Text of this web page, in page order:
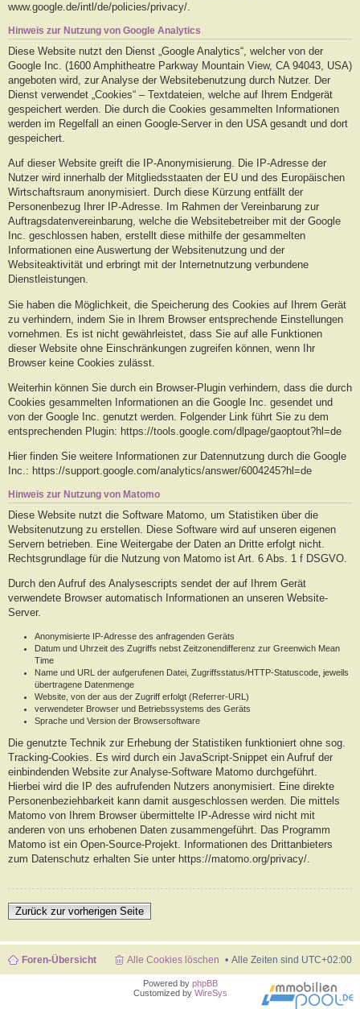
www.google.de/intl/de/policies/privacy/.
Hinweis zur Nutzung von Google Analytics
Diese Website nutzt den Dienst „Google Analytics“, welcher von der
Google Inc. (1600 Amphitheatre Parkway Mountain View, CA 94043, USA)
angeboten wird, zur Analyse der Websitebenutzung durch Nutzer. Der
Dienst verwendet „Cookies“ – Textdateien, welche auf Ihrem Endgerät
gespeichert werden. Die durch die Cookies gesammelten Informationen
werden im Regelfall an einen Google-Server in den USA gesandt und dort
gespeichert.
Auf dieser Website greift die IP-Anonymisierung. Die IP-Adresse der
Nutzer wird innerhalb der Mitgliedsstaaten der EU und des Europäischen
Wirtschaftsraum anonymisiert. Durch diese Kürzung entfällt der
Personenbezug Ihrer IP-Adresse. Im Rahmen der Vereinbarung zur
Auftragsdatenvereinbarung, welche die Websitebetreiber mit der Google
Inc. geschlossen haben, erstellt diese mithilfe der gesammelten
Informationen eine Auswertung der Websitenutzung und der
Websiteaktivität und erbringt mit der Internetnutzung verbundene
Dienstleistungen.
Sie haben die Möglichkeit, die Speicherung des Cookies auf Ihrem Gerät
zu verhindern, indem Sie in Ihrem Browser entsprechende Einstellungen
vornehmen. Es ist nicht gewährleistet, dass Sie auf alle Funktionen
dieser Website ohne Einschränkungen zugreifen können, wenn Ihr
Browser keine Cookies zulässt.
Weiterhin können Sie durch ein Browser-Plugin verhindern, dass die durch
Cookies gesammelten Informationen an die Google Inc. gesendet und
von der Google Inc. genutzt werden. Folgender Link führt Sie zu dem
entsprechenden Plugin: https://tools.google.com/dlpage/gaoptout?hl=de
Hier finden Sie weitere Informationen zur Datennutzung durch die Google
Inc.: https://support.google.com/analytics/answer/6004245?hl=de
Hinweis zur Nutzung von Matomo
Diese Website nutzt die Software Matomo, um Statistiken über die
Websitenutzung zu erstellen. Diese Software wird auf unseren eigenen
Servern betrieben. Eine Weitergabe der Daten an Dritte erfolgt nicht.
Rechtsgrundlage für die Nutzung von Matomo ist Art. 6 Abs. 1 f DSGVO.
Durch den Aufruf des Analysescripts sendet der auf Ihrem Gerät
verwendete Browser automatisch Informationen an unseren Website-
Server.
Anonymisierte IP-Adresse des anfragenden Geräts
Datum und Uhrzeit des Zugriffs nebst Zeitzonendifferenz zur Greenwich Mean
Time
Name und URL der aufgerufenen Datei, Zugriffsstatus/HTTP-Statuscode, jeweils
übertragene Datenmenge
Website, von der aus der Zugriff erfolgt (Referrer-URL)
verwendeter Browser und Betriebssystems des Geräts
Sprache und Version der Browsersoftware
Die genutzte Technik zur Erhebung der Statistiken funktioniert ohne sog.
Tracking-Cookies. Es wird durch ein JavaScript-Snippet ein Aufruf der
einbindenden Website zur Analyse-Software Matomo durchgeführt.
Hierbei wird die IP des aufrufenden Nutzers anonymisiert. Eine direkte
Personenbeziehbarkeit kann damit ausgeschlossen werden. Die mittels
Matomo von Ihrem Browser übermittelte IP-Adresse wird nicht mit
anderen von uns erhobenen Daten zusammengeführt. Das Programm
Matomo ist ein Open-Source-Projekt. Informationen des Drittanbieters
zum Datenschutz erhalten Sie unter https://matomo.org/privacy/.
Zurück zur vorherigen Seite
Foren-Übersicht Alle Zeiten sind UTC+02:00
Alle Cookies löschen
Powered by phpBB
Customized by WireSys